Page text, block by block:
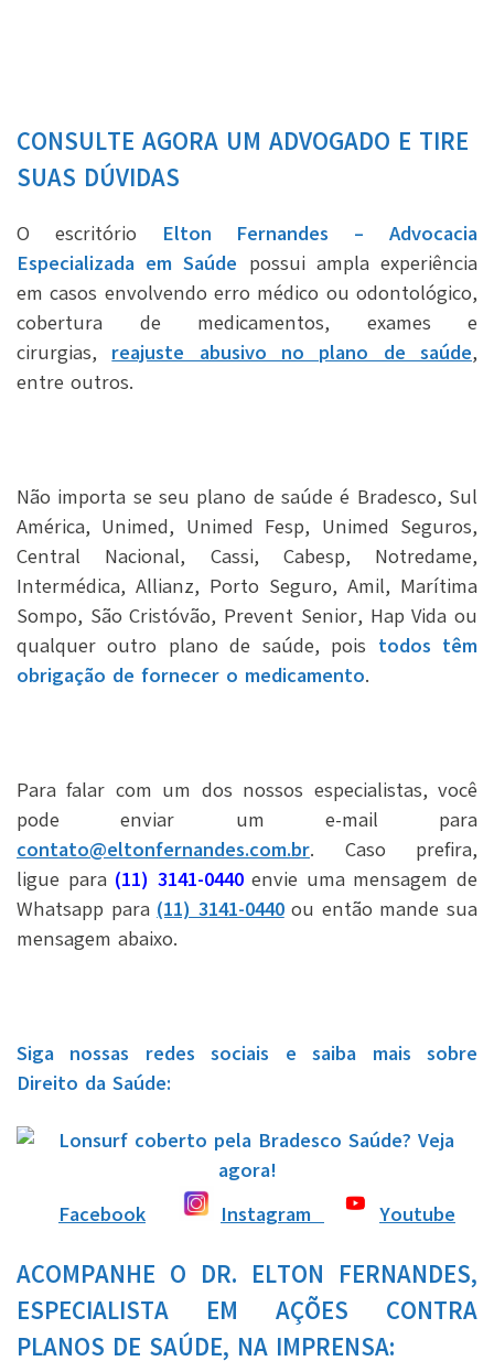
CONSULTE AGORA UM ADVOGADO E TIRE
SUAS DÚVIDAS
O escritório Elton Fernandes – Advocacia
Especializada em Saúde possui ampla experiência
em casos envolvendo erro médico ou odontológico,
cobertura de medicamentos, exames e
cirurgias, reajuste abusivo no plano de saúde,
entre outros.
Não importa se seu plano de saúde é Bradesco, Sul
América, Unimed, Unimed Fesp, Unimed Seguros,
Central Nacional, Cassi, Cabesp, Notredame,
Intermédica, Allianz, Porto Seguro, Amil, Marítima
Sompo, São Cristóvão, Prevent Senior, Hap Vida ou
qualquer outro plano de saúde, pois todos têm
obrigação de fornecer o medicamento.
Para falar com um dos nossos especialistas, você
pode enviar um e-mail para
contato@eltonfernandes.com.br. Caso prefira,
ligue para (11) 3141-0440envie uma mensagem de
Whatsapp para (11) 3141-0440ou então mande sua
mensagem abaixo.
Siga nossas redes sociais e saiba mais sobre
Direito da Saúde:
Facebook Instagram Youtube
ACOMPANHE O DR. ELTON FERNANDES,
ESPECIALISTA EM AÇÕES CONTRA
PLANOS DE SAÚDE, NA IMPRENSA: